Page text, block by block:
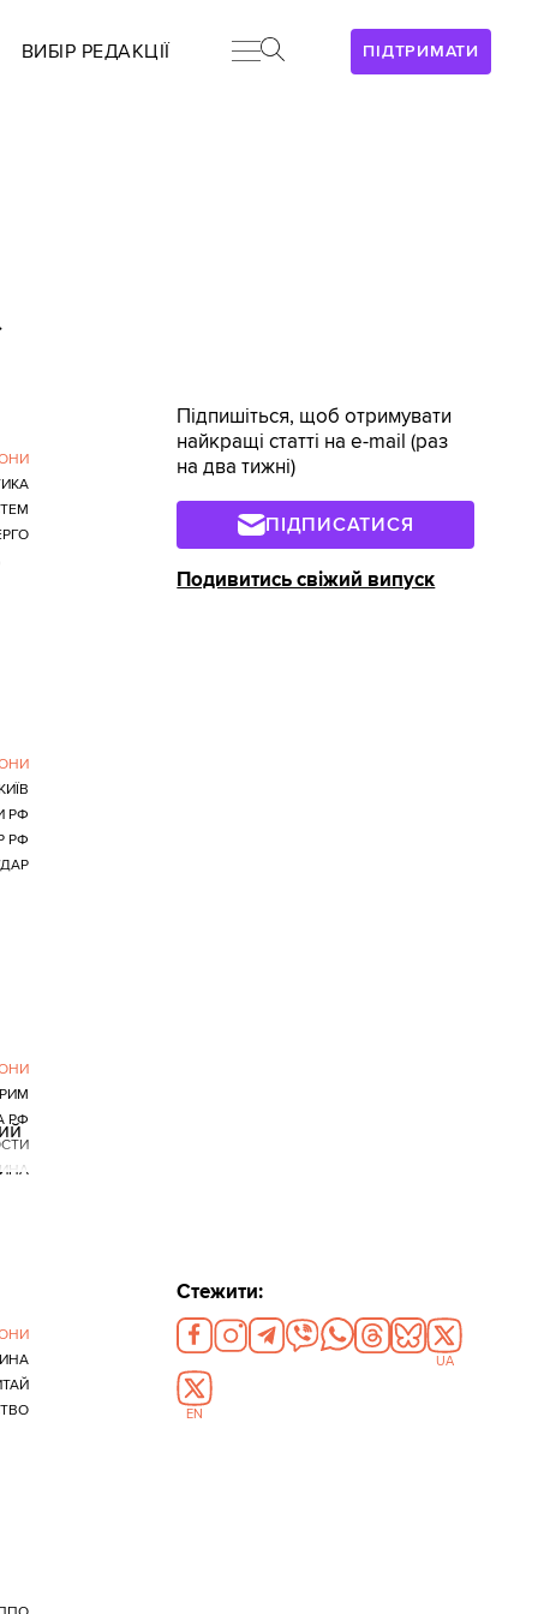
ПІДТРИМАТИ
ВИБІР РЕДАКЦІЇ
РФ
РФ
Підпишіться, щоб отримувати
найкращі статті на e-mail (раз
на два тижні)
ПІДПИСАТИСЯ
Подивитись свіжий випуск
РФ
Стежити:
UA
EN